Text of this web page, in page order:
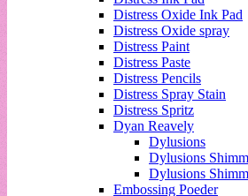
Distress Oxide Ink Pad
Distress Oxide spray
Distress Paint
Distress Paste
Distress Pencils
Distress Spray Stain
Distress Spritz
Dyan Reavely
Dylusions
Dylusions
Dylusions
Embossing Poeder